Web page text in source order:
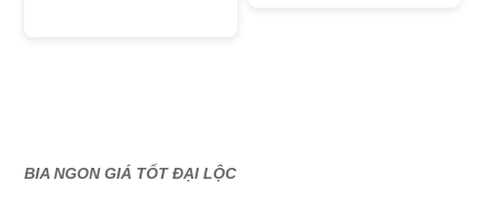
BIA NGON GIÁ TỐT ĐẠI LỘC